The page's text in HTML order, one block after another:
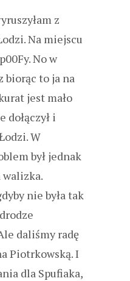
z
Na miejscu
No w
biorąc to ja na
jest mało
dołączył i
W
był jednak
walizka.
nie była tak
daliśmy radę
Piotrkowską. I
dla Spufiaka,